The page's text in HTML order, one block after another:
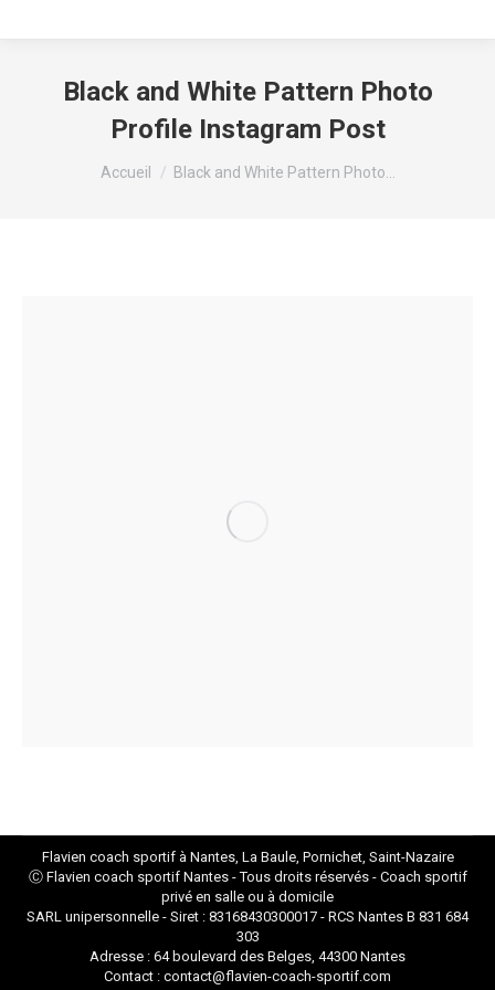
Black and White Pattern Photo
Profile Instagram Post
Vous êtes ici :
Accueil Black and White Pattern Photo…
Flavien coach sportif à Nantes, La Baule, Pornichet, Saint-Nazaire
Ⓒ Flavien coach sportif Nantes- Tous droits réservés - Coach sportif
privé en salle ou à domicile
SARL unipersonnelle - Siret : 83168430300017 - RCS Nantes B 831 684
303
Adresse : 64 boulevard des Belges, 44300 Nantes
Contact : contact@flavien-coach-sportif.com